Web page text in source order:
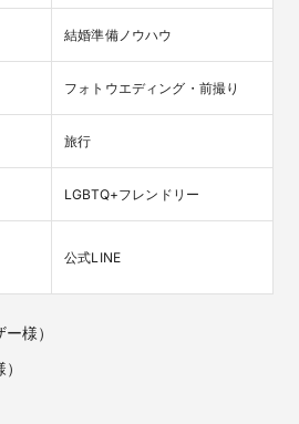
結婚準備ノウハウ
フォトウエディング・前撮り
旅行
LGBTQ+フレンドリー
公式LINE
様）